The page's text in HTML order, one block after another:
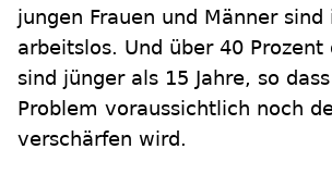
jungen Frauen und Männer sind
arbeitslos. Und über 40 Prozent
sind jünger als 15 Jahre, so
Problem voraussichtlich noch
verschärfen wird.